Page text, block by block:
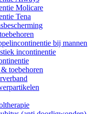
Molicare
Tena
bij mannen
incontinentie
toebehoren